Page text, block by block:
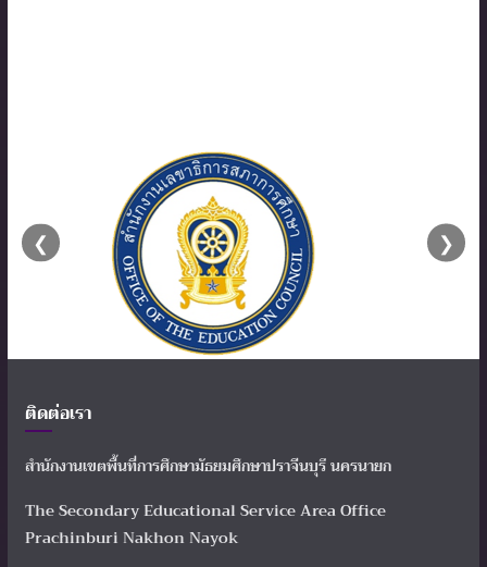
❮ ❯
ติดต่อเรา
สำนักงานเขตพื้นที่การศึกษามัธยมศึกษาปราจีนบุรี นครนายก
The Secondary Educational Service Area Office
Prachinburi Nakhon Nayok